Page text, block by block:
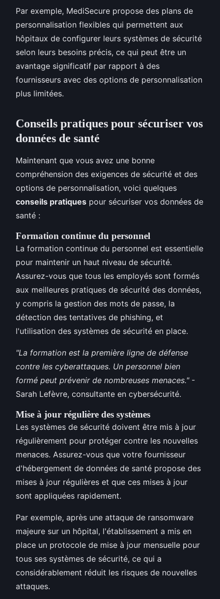
Par exemple, MediSecure propose des plans de
personnalisation flexibles qui permettent aux
hôpitaux de configurer leurs systèmes de sécurité
selon leurs besoins précis, ce qui peut être un
avantage significatif par rapport à des
fournisseurs avec des options de personnalisation
plus limitées.
Conseils pratiques pour sécuriser vos
données de santé
Maintenant que vous avez une bonne
compréhension des exigences de sécurité et des
options de personnalisation, voici quelques
conseils pratiques pour sécuriser vos données de
santé :
Formation continue du personnel
La formation continue du personnel est essentielle
pour maintenir un haut niveau de sécurité.
Assurez-vous que tous les employés sont formés
aux meilleures pratiques de sécurité des données,
y compris la gestion des mots de passe, la
détection des tentatives de phishing, et
l'utilisation des systèmes de sécurité en place.
"La formation est la première ligne de défense
contre les cyberattaques. Un personnel bien
formé peut prévenir de nombreuses menaces."-
Sarah Lefèvre, consultante en cybersécurité.
Mise à jour régulière des systèmes
Les systèmes de sécurité doivent être mis à jour
régulièrement pour protéger contre les nouvelles
menaces. Assurez-vous que votre fournisseur
d'hébergement de données de santé propose des
mises à jour régulières et que ces mises à jour
sont appliquées rapidement.
Par exemple, après une attaque de ransomware
majeure sur un hôpital, l'établissement a mis en
place un protocole de mise à jour mensuelle pour
tous ses systèmes de sécurité, ce qui a
considérablement réduit les risques de nouvelles
attaques.